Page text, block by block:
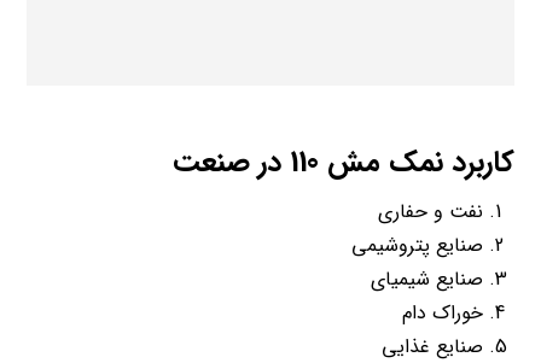
کاربرد نمک مش 110 در صنعت
نفت و حفاری
صنایع پتروشیمی
صنایع شیمیای
خوراک دام
صنایع غذایی